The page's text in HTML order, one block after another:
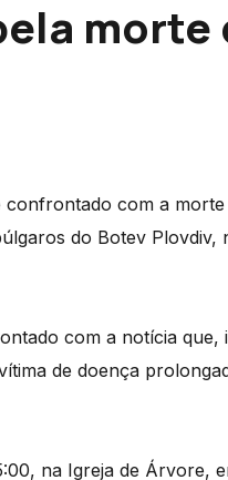
morte
com a
do Botev Plovdiv,
com a notícia que,
de doença
na Igreja de Árvore,